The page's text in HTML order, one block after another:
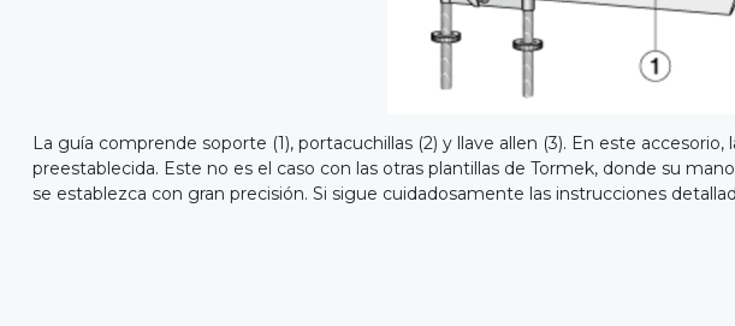
La guía comprende soporte (1), portacuchillas (2) y llave allen (3). En este
preestablecida. Este no es el caso con las otras plantillas de Tormek, donde su
se establezca con gran precisión. Si sigue cuidadosamente las instrucciones